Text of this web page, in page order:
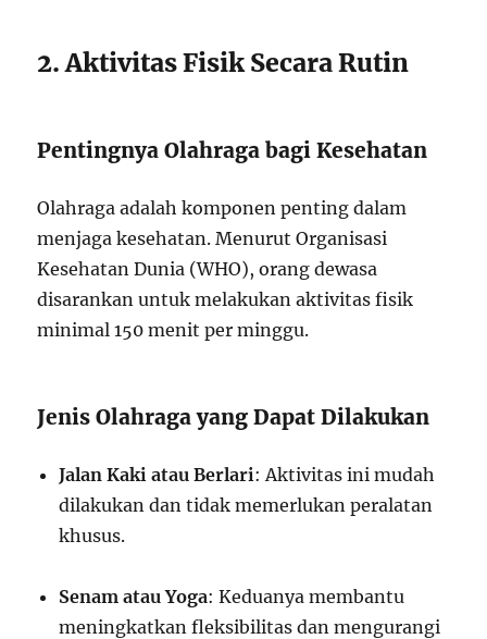
2. Aktivitas Fisik Secara Rutin
Pentingnya Olahraga bagi Kesehatan
Olahraga adalah komponen penting dalam
menjaga kesehatan. Menurut Organisasi
Kesehatan Dunia (WHO), orang dewasa
disarankan untuk melakukan aktivitas fisik
minimal 150 menit per minggu.
Jenis Olahraga yang Dapat Dilakukan
Jalan Kaki atau Berlari: Aktivitas ini mudah
dilakukan dan tidak memerlukan peralatan
khusus.
Senam atau Yoga: Keduanya membantu
meningkatkan fleksibilitas dan mengurangi